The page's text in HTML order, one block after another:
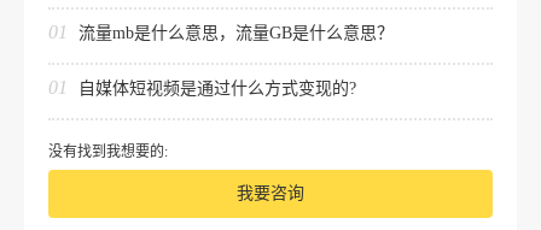
01 流量mb是什么意思，流量GB是什么意思？
01 自媒体短视频是通过什么方式变现的?
没有找到我想要的:
我要咨询